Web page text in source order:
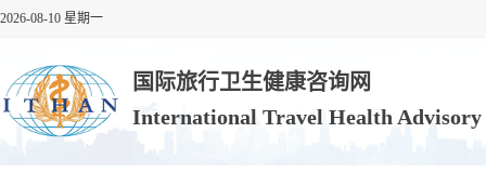
2026-08-10 星期一
国际旅行卫生健康咨询网
International Travel Health